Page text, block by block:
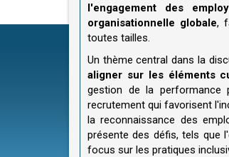
l'engagement des
organisationnelle globale,
toutes tailles.
Un thème central dans la
aligner sur les éléments
gestion de la performance
recrutement qui favorisent
la reconnaissance des
présente des défis, tels que
focus sur les pratiques